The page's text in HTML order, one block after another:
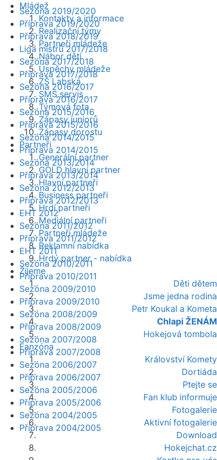
Mládež
Kontakty a informace
Realizační týmy
Partneři mládeže
Nábor dětí
Úspěchy mládeže
ZŠ Labská
SMS servis
Týmová fota
Zápasy juniorů
Zápasy dorostu
Partneři
Generální partner
GOLD hlavní partner
Hlavní partneři
Business partneři
Hrdí partneři
Mediální partneři
Partneři mládeže
Reklamní nabídka
Hrdý partner - nabídka
Žijeme
Děti dětem
Jsme jedna rodina
Petr Koukal a Kometa
Chlapi ŽENÁM
Hokejová tombola
Fanzóna
Království Komety
Dortiáda
Ptejte se
Fan klub informuje
Fotogalerie
Aktivní fotogalerie
Download
Hokejchat.cz
Sezóna 2019/2020
Příprava 2019/2020
Příprava 2018/2019
Liga mistrů 2017/2018
Sezóna 2017/2018
Příprava 2017/2018
Sezóna 2016/2017
Příprava 2016/2017
Sezóna 2015/2016
Příprava 2015/2016
Sezóna 2014/2015
Příprava 2014/2015
Sezóna 2013/2014
Příprava 2013/2014
Sezóna 2012/2013
Příprava 2012/2013
EHT 2012
Sezóna 2011/2012
Příprava 2011/2012
EHT 2011
Sezóna 2010/2011
Příprava 2010/2011
Sezóna 2009/2010
Příprava 2009/2010
Sezóna 2008/2009
Příprava 2008/2009
Sezóna 2007/2008
Příprava 2007/2008
Sezóna 2006/2007
Příprava 2006/2007
Sezóna 2005/2006
Příprava 2005/2006
Sezóna 2004/2005
Příprava 2004/2005